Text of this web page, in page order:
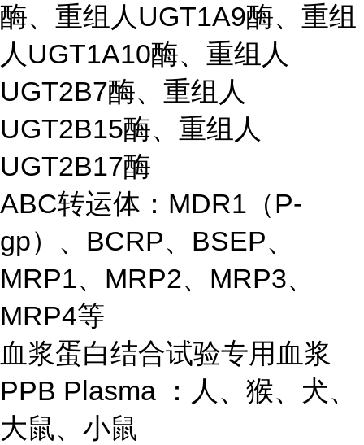
酶、重组人UGT1A9酶、重组
人UGT1A10酶、重组人
UGT2B7酶、重组人
UGT2B15酶、重组人
UGT2B17酶
ABC转运体：MDR1（P-
gp）、BCRP、BSEP、
MRP1、MRP2、MRP3、
MRP4等
血浆蛋白结合试验专用血浆
PPB Plasma ：人、猴、犬、
大鼠、小鼠